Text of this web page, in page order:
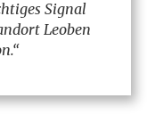
Signal
Leoben